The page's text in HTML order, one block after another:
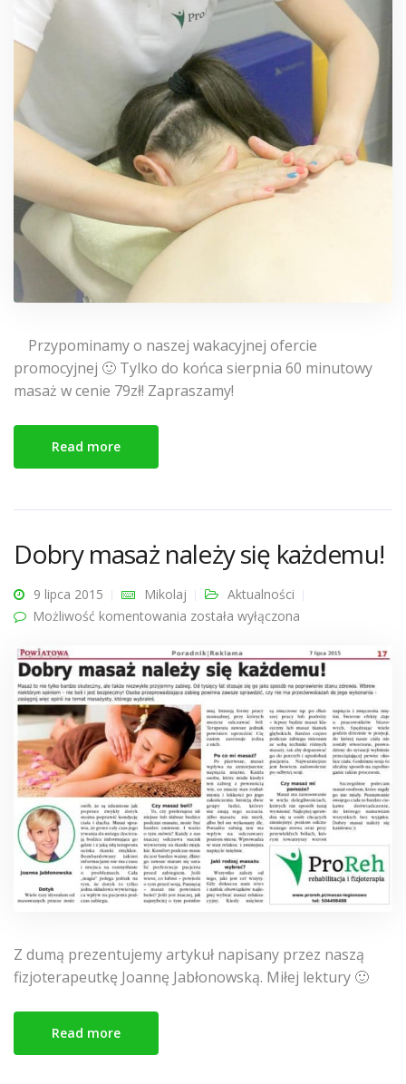
Przypominamy o naszej wakacyjnej ofercie
promocyjnej 🙂 Tylko do końca sierpnia 60 minutowy
masaż w cenie 79zł! Zapraszamy!
Read more
Dobry masaż należy się każdemu!
9 lipca 2015 Mikolaj
Aktualności
Możliwość komentowania Dobry masaż należy się każdemu!
została wyłączona
Z dumą prezentujemy artykuł napisany przez naszą
fizjoterapeutkę Joannę Jabłonowską. Miłej lektury 🙂
Read more